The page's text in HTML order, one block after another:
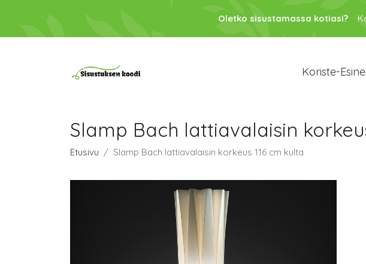
Oletko sisustamassa kotiasi?
Koriste-
Slamp Bach lattiavalaisin
Etusivu Slamp Bach lattiavalaisin korkeus 116 cm kulta